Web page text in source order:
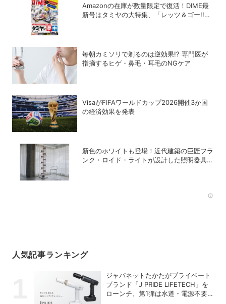
Amazonの在庫が数量限定で復活！DIME最
新号はタミヤの大特集、「レッツ＆ゴー!!」
毎朝カミソリで剃るのは逆効果!? 専門医が
指摘するヒゲ・鼻毛・耳毛のNGケア
VisaがFIFAワールドカップ2026開催3か国
の経済効果を発表
新色のホワイトも登場！近代建築の巨匠フラ
ンク・ロイド・ライトが設計した照明器具の
人気記事ランキング
ジャパネットたかたがプライベート
ブランド「J PRIDE LIFETECH」を
ローンチ、第1弾は水道・電源不要